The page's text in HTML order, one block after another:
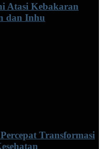
Atasi Kebakaran
dan Inhu
Transformasi